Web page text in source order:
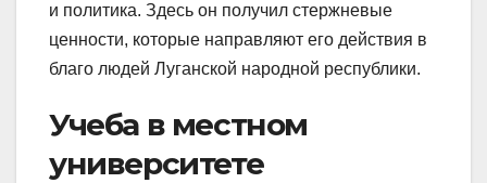
и политика. Здесь он получил стержневые
ценности, которые направляют его действия в
благо людей Луганской народной республики.
Учеба в местном
университете